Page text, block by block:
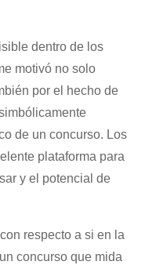
dentro de los
motivó no solo
por el hecho de
de un concurso. Los
plataforma para
y el potencial de
respecto a si en la
concurso que mida